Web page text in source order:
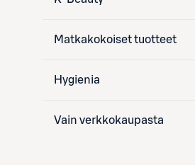
Matkakokoiset tuotteet
Hygienia
Vain verkkokaupasta